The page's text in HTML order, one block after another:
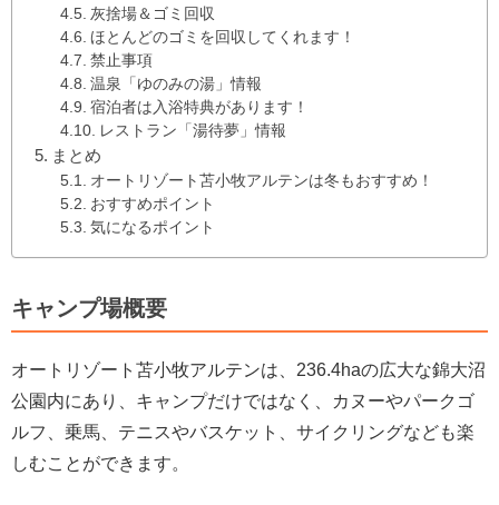
灰捨場＆ゴミ回収
ほとんどのゴミを回収してくれます！
禁止事項
温泉「ゆのみの湯」情報
宿泊者は入浴特典があります！
レストラン「湯待夢」情報
まとめ
オートリゾート苫小牧アルテンは冬もおすすめ！
おすすめポイント
気になるポイント
キャンプ場概要
オートリゾート苫小牧アルテンは、236.4haの広大な錦大沼
公園内にあり、キャンプだけではなく、カヌーやパークゴ
ルフ、乗馬、テニスやバスケット、サイクリングなども楽
しむことができます。